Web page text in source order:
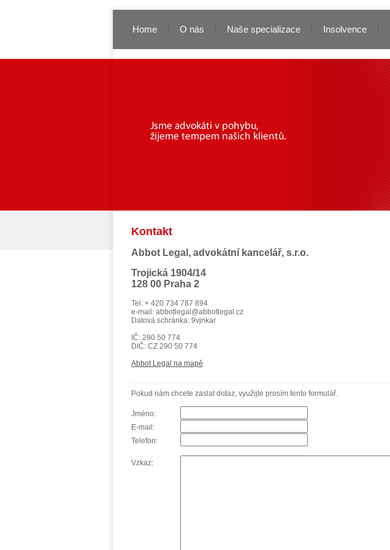
Home O nás Naše specializace Insolvence
Kontakt
Abbot Legal, advokátní kancelář, s.r.o.
Trojická 1904/14
128 00 Praha 2
Tel: + 420 734 787 894
e-mail: abbotlegal@abbotlegal.cz
Datová schránka: 9vjnkar
IČ: 290 50 774
DIČ: CZ 290 50 774
Abbot Legal na mapě
Pokud nám chcete zaslat dotaz, využijte prosím tento formulář.
Jméno:
E-mail:
Telefon:
Vzkaz: